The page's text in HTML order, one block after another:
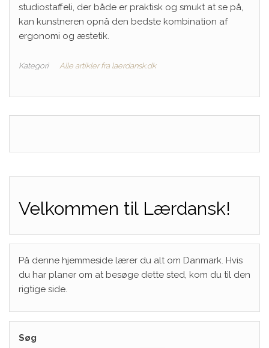
studiostaffeli, der både er praktisk og smukt at se på,
kan kunstneren opnå den bedste kombination af
ergonomi og æstetik.
Kategori Alle artikler fra laerdansk.dk
Velkommen til Lærdansk!
På denne hjemmeside lærer du alt om Danmark. Hvis
du har planer om at besøge dette sted, kom du til den
rigtige side.
Søg